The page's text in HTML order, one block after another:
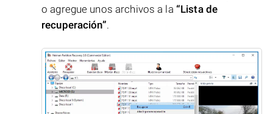
o agregue unos archivos a la “Lista de
recuperación”.